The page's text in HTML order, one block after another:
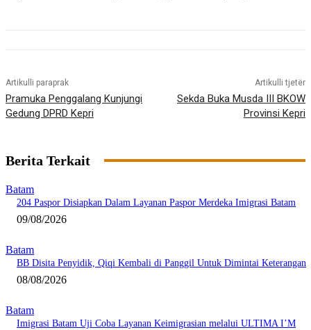
Artikulli paraprak
Pramuka Penggalang Kunjungi
Gedung DPRD Kepri
Artikulli tjetër
Sekda Buka Musda III BKOW
Provinsi Kepri
Berita Terkait
Batam
204 Paspor Disiapkan Dalam Layanan Paspor Merdeka Imigrasi Batam
09/08/2026
Batam
BB Disita Penyidik, Qiqi Kembali di Panggil Untuk Dimintai Keterangan
08/08/2026
Batam
Imigrasi Batam Uji Coba Layanan Keimigrasian melalui ULTIMA I’M